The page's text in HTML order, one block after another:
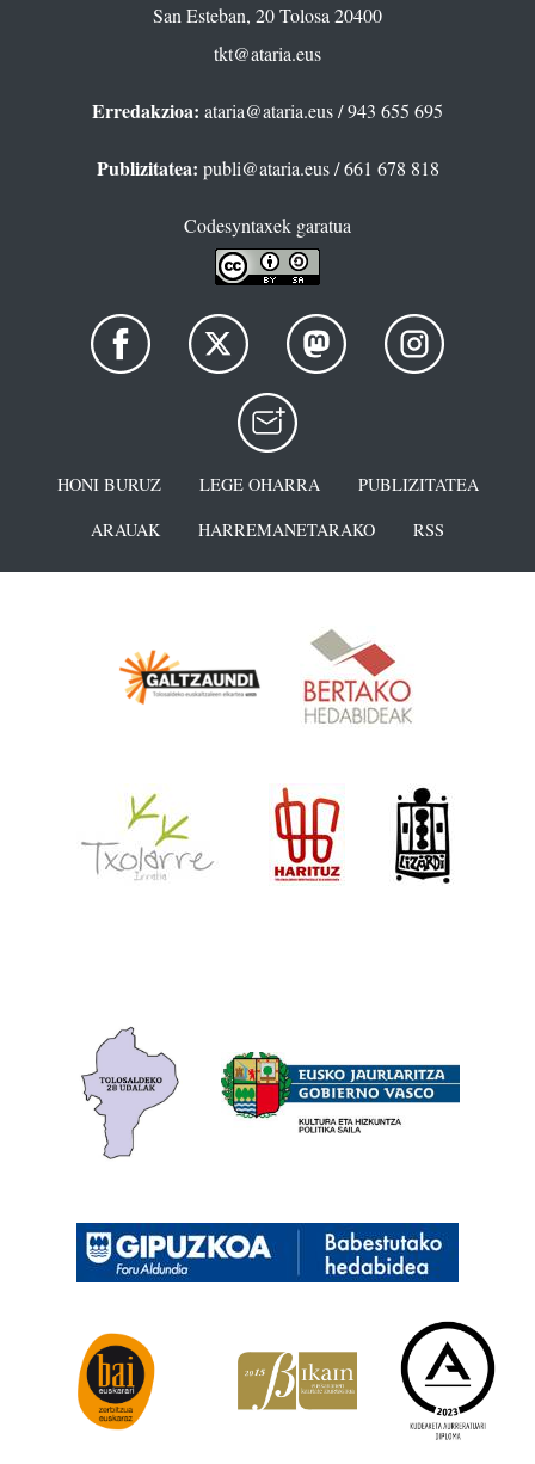
San Esteban, 20 Tolosa 20400
tkt@ataria.eus
Erredakzioa: ataria@ataria.eus/ 943 655 695
Publizitatea: publi@ataria.eus/ 661 678 818
Codesyntaxek garatua
HONI BURUZ LEGE OHARRA
PUBLIZITATEA
ARAUAK
HARREMANETARAKO RSS